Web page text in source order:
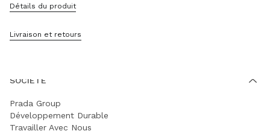
Détails du produit
Livraison et retours
Services Miu Miu
FAQ
SOCIÉTÉ
Prada Group
Développement Durable
Travailler Avec Nous